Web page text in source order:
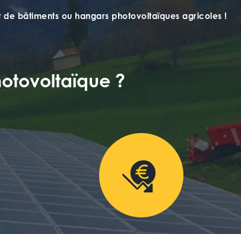
bâtiments ou hangars photovoltaïques agricoles !
?